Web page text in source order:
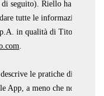
seguito). Riello ha
tutte le informazioni
in qualità di Titolare del
le pratiche di Riello
App, a meno che non